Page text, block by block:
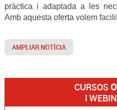
pràctica i adaptada a les
Amb aquesta oferta volem
AMPLIAR NOTÍCIA
CURSOS
I